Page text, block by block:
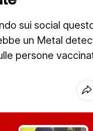
sui social
un Metal
persone